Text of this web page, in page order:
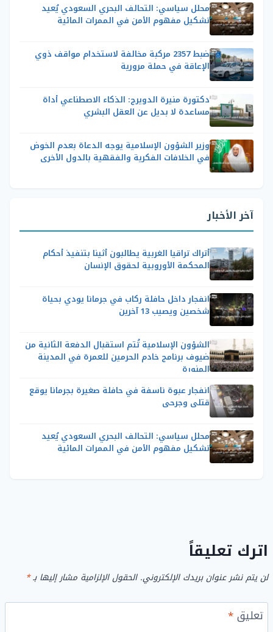
محلل سياسي: التحالف البحري السعودي يُعيد
تشكيل مفهوم الأمن في الممرات المائية
ضبط 2357 مركبة مخالفة لاستخدام مواقف ذوي
الإعاقة في حملة مرورية
دكتورة منيرة الدويرج: الذكاء الاصطناعي أداة
مساعدة لا بديل عن العقل البشري
وزير الشؤون الإسلامية يوجه الدعاة بعدم الخوض
في الخلافات الفكرية والفقهية بالدول الأخرى
آخر الأخبار
أتراك تراقيا الغربية يطالبون أثينا بتنفيذ أحكام
المحكمة الأوروبية لحقوق الإنسان
انفجار داخل حافلة ركاب في جرمانا يودي بحياة
شخصين ويصيب 13 آخرين
الشؤون الإسلامية تُتم استقبال الدفعة الثانية من
ضيوف برنامج خادم الحرمين للعمرة في المدينة
المنورة
انفجار عبوة ناسفة في حافلة صغيرة بجرمانا يوقع
قتلى وجرحى
محلل سياسي: التحالف البحري السعودي يُعيد
تشكيل مفهوم الأمن في الممرات المائية
اترك تعليقاً
لن يتم نشر عنوان بريدك الإلكتروني. الحقول الإلزامية مشار إليها بـ*
تعليق*